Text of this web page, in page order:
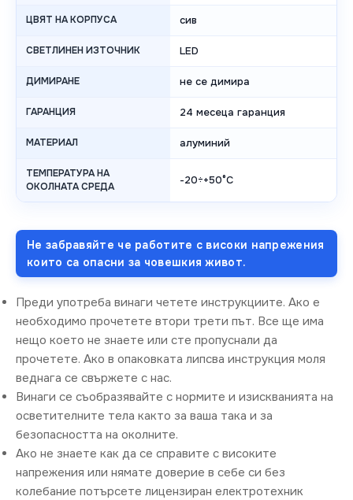
ЦВЯТ НА КОРПУСА сив
СВЕТЛИНЕН ИЗТОЧНИК LED
ДИМИРАНЕ не се димира
ГАРАНЦИЯ 24 месеца гаранция
МАТЕРИАЛ алуминий
ТЕМПЕРАТУРА НА
ОКОЛНАТА СРЕДА
-20÷+50°C
Не забравяйте че работите с високи напрежения
които са опасни за човешкия живот.
Преди употреба винаги четете инструкциите. Ако е
необходимо прочетете втори трети път. Все ще има
нещо което не знаете или сте пропуснали да
прочетете. Ако в опаковката липсва инструкция моля
веднага се свържете с нас.
Винаги се съобразявайте с нормите и изискванията на
осветителните тела както за ваша така и за
безопасността на околните.
Ако не знаете как да се справите с високите
напрежения или нямате доверие в себе си без
колебание потърсете лицензиран електротехник